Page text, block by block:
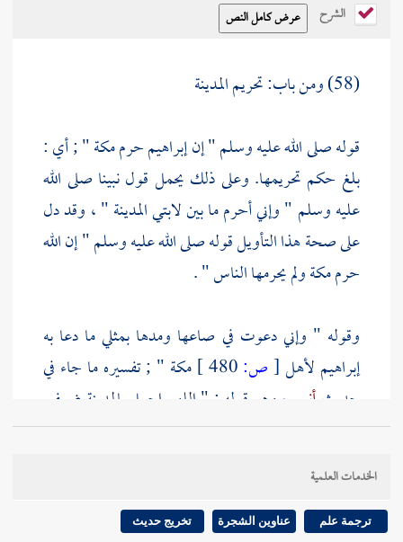
الشرح
(58) ومن باب: تحريم
المدينة
قوله صلى الله عليه وسلم " إنإبراهيمحرممكة" ; أي :
بلغ حكم تحريمها. وعلى ذلك يحمل قول نبينا صلى الله
عليه وسلم " وإني أحرم ما بين لابتيالمدينة" ، وقد دل
على صحة هذا التأويل قوله صلى الله عليه وسلم " إن الله
حرممكةولم يحرمها الناس " .
وقوله " وإني دعوت في صاعها ومدها بمثلي ما دعا به
إبراهيم لأهل[ص:
مكة " ; تفسيره ما جاء في
حديثأنس ، وهو قوله : " اللهم اجعل بالمدينة ضعفي
مابمكةمن البركة " .
وقوله " في صاعها ومدها " ; أي : في ذي صاعها وذي
مدها ، يعني : فيما يكال بالصاع والمد . ووجه البركة تكثير
الخدمات العلمية
ترجمة علم عناوين الشجرة تخريج حديث